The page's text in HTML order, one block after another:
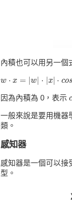
內積也可以用另一個
w ⋅ x = |w ⋅ x| ⋅ cos
w⋅ x =| w| x|⋅ co s𝜃
因為內積為 0，表示 c
一般來說是要用機器
類。
感知器
感知器是一個可以接
型。